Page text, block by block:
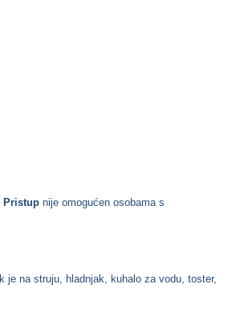
Pristup nije omogućen osobama s
je na struju, hladnjak, kuhalo za vodu, toster,